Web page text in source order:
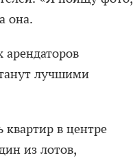
она.
лучшими
квартир в центре
из лотов,